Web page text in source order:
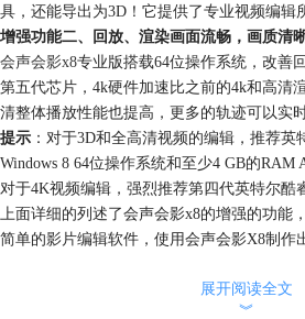
具，还能导出为3D！它提供了专业视频编辑
增强功能二、回放、渲染画面流畅，画质清
会声会影x8专业版搭载64位操作系统，改善
第五代芯片，4k硬件加速比之前的4k和高清
清整体播放性能也提高，更多的轨迹可以实时
提示 ：对于3D和全高清视频的编辑，推荐英
Windows 8 64位操作系统和至少4 GB的RAM
对于4K视频编辑，强烈推荐第四代英特尔酷
上面详细的列述了会声会影x8的增强的功能
简单的影片编辑软件，使用会声会影X8制作
展开阅读全文
︾